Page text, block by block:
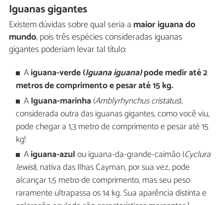
Iguanas gigantes
Existem dúvidas sobre qual seria a maior iguana do
mundo, pois três espécies consideradas iguanas
gigantes poderiam levar tal título:
Aiguana-verde(Iguana iguana)pode medir até 2
metros de comprimento e pesar até 15 kg.
AIguana-marinha (Amblyrhynchus cristatus),
considerada outra das iguanas gigantes, como você viu,
pode chegar a 1,3 metro de comprimento e pesar até 15
kg!
Aiguana-azulou iguana-da-grande-caimão (Cyclura
lewisi), nativa das Ilhas Cayman, por sua vez, pode
alcançar 1,5 metro de comprimento, mas seu peso
raramente ultrapassa os 14 kg. Sua aparência distinta e